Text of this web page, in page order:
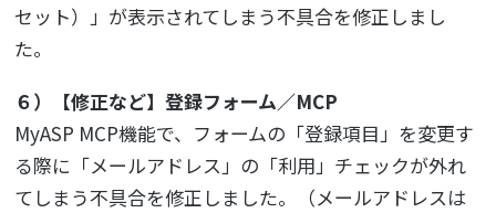
セット）」が表示されてしまう不具合を修正しまし
た。
６）【修正など】登録フォーム／MCP
MyASP MCP機能で、フォームの「登録項目」を変更す
る際に「メールアドレス」の「利用」チェックが外れ
てしまう不具合を修正しました。（メールアドレスは